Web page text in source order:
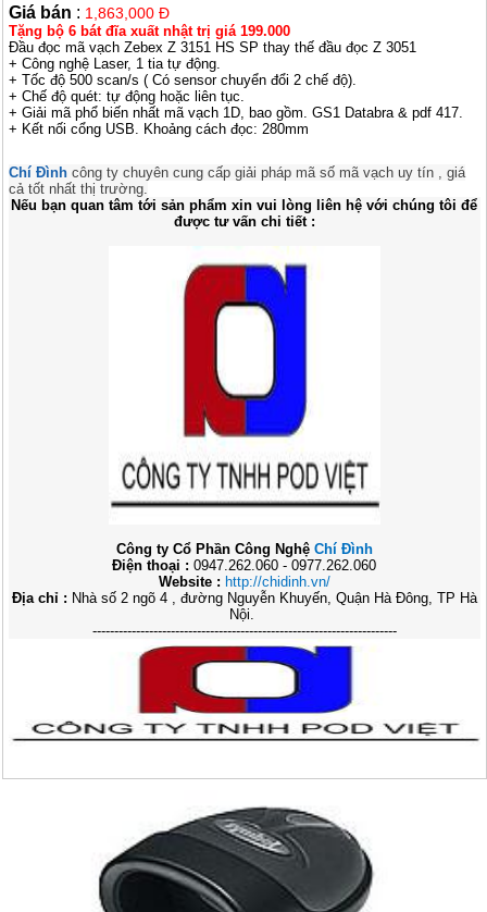
Giá bán : 1,863,000 Đ
Tặng bộ 6 bát đĩa xuất nhật trị giá 199.000
Đầu đọc mã vạch Zebex Z 3151 HS SP thay thế đầu đọc Z 3051
+ Công nghệ Laser, 1 tia tự động.
+ Tốc độ 500 scan/s ( Có sensor chuyển đổi 2 chế độ).
+ Chế độ quét: tự động hoặc liên tục.
+ Giải mã phổ biến nhất mã vạch 1D, bao gồm. GS1 Databra & pdf 417.
+ Kết nối cổng USB. Khoảng cách đọc: 280mm
Chí Đìnhcông ty chuyên cung cấp giải pháp mã số mã vạch uy tín , giá
cả tốt nhất thị trường.
Nếu bạn quan tâm tới sản phẩm xin vui lòng liên hệ với chúng tôi để
được tư vấn chi tiết :
Công ty Cổ Phần Công Nghệ Chí Đình
Điện thoại :0947.262.060 - 0977.262.060
Website : http://chidinh.vn/
Địa chỉ : Nhà số 2 ngõ 4 , đường Nguyễn Khuyến, Quận Hà Đông, TP Hà
Nội.
----------------------------------------------------------------------